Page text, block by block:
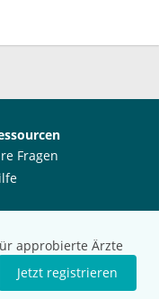
approbierte Ärzte
Jetzt registrieren
Fragen